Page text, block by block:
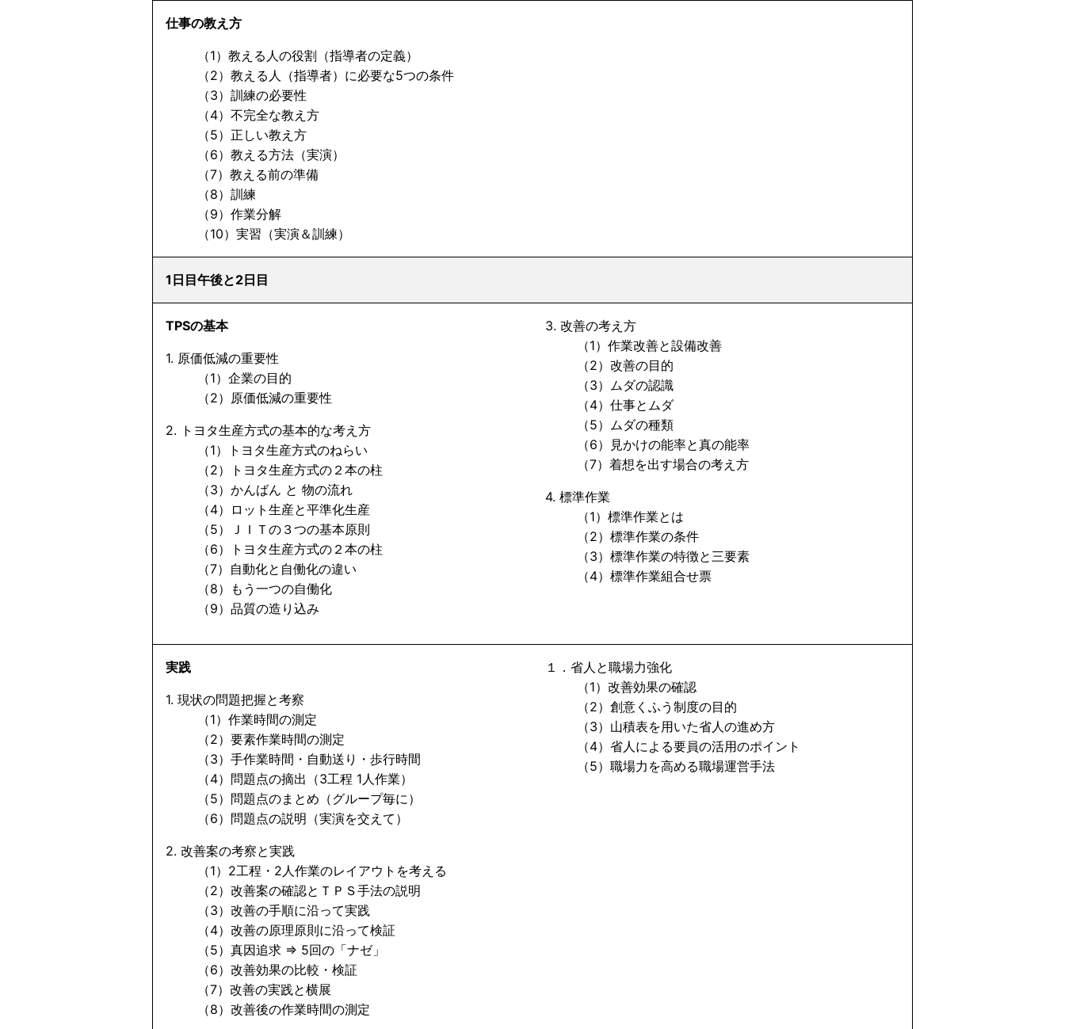
仕事の教え方
（1）教える人の役割（指導者の定義）
（2）教える人（指導者）に必要な5つの条件
（3）訓練の必要性
（4）不完全な教え方
（5）正しい教え方
（6）教える方法（実演）
（7）教える前の準備
（8）訓練
（9）作業分解
（10）実習（実演＆訓練）
1日目午後と2日目
TPSの基本
1. 原価低減の重要性
（1）企業の目的
（2）原価低減の重要性
2. トヨタ生産方式の基本的な考え方
（1）トヨタ生産方式のねらい
（2）トヨタ生産方式の２本の柱
（3）かんばん と 物の流れ
（4）ロット生産と平準化生産
（5）ＪＩＴの３つの基本原則
（6）トヨタ生産方式の２本の柱
（7）自動化と自働化の違い
（8）もう一つの自働化
（9）品質の造り込み
3. 改善の考え方
（1）作業改善と設備改善
（2）改善の目的
（3）ムダの認識
（4）仕事とムダ
（5）ムダの種類
（6）見かけの能率と真の能率
（7）着想を出す場合の考え方
4. 標準作業
（1）標準作業とは
（2）標準作業の条件
（3）標準作業の特徴と三要素
（4）標準作業組合せ票
実践
1. 現状の問題把握と考察
（1）作業時間の測定
（2）要素作業時間の測定
（3）手作業時間・自動送り・歩行時間
（4）問題点の摘出（3工程 1人作業）
（5）問題点のまとめ（グループ毎に）
（6）問題点の説明（実演を交えて）
2. 改善案の考察と実践
（1）2工程・2人作業のレイアウトを考える
（2）改善案の確認とＴＰＳ手法の説明
（3）改善の手順に沿って実践
（4）改善の原理原則に沿って検証
（5）真因追求 ⇒ 5回の「ナゼ」
（6）改善効果の比較・検証
（7）改善の実践と横展
（8）改善後の作業時間の測定
１．省人と職場力強化
（1）改善効果の確認
（2）創意くふう制度の目的
（3）山積表を用いた省人の進め方
（4）省人による要員の活用のポイント
（5）職場力を高める職場運営手法